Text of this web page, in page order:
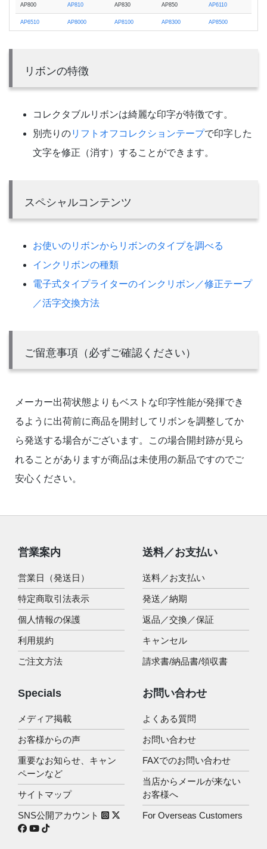
AP800 AP810 AP830 AP850 AP6110
AP6510 AP8000 AP8100 AP8300 AP8500
リボンの特徴
コレクタブルリボンは綺麗な印字が特徴です。
別売りのリフトオフコレクションテープで印字した
文字を修正（消す）することができます。
スペシャルコンテンツ
お使いのリボンからリボンのタイプを調べる
インクリボンの種類
電子式タイプライターのインクリボン／修正テープ
／活字交換方法
ご留意事項（必ずご確認ください）
メーカー出荷状態よりもベストな印字性能が発揮でき
るように出荷前に商品を開封してリボンを調整してか
ら発送する場合がございます。この場合開封跡が見ら
れることがありますが商品は未使用の新品ですのでご
安心ください。
営業案内
営業日（発送日）
特定商取引法表示
個人情報の保護
利用規約
ご注文方法
送料／お支払い
送料／お支払い
発送／納期
返品／交換／保証
キャンセル
請求書/納品書/領収書
Specials
メディア掲載
お客様からの声
重要なお知らせ、キャン
ペーンなど
サイトマップ
SNS公開アカウント
お問い合わせ
よくある質問
お問い合わせ
FAXでのお問い合わせ
当店からメールが来ない
お客様へ
For Overseas Customers